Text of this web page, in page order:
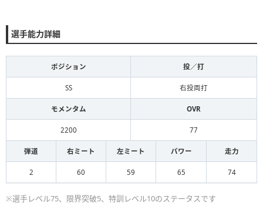
選手能力詳細
ポジション 投／打
SS 右投両打
モメンタム OVR
2200 77
弾道 右ミート 左ミート パワー 走力
2 60 59 65 74
※選手レベル75、限界突破5、特訓レベル10のステータスです